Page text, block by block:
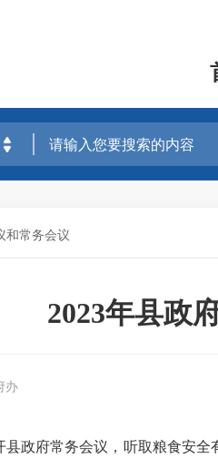
和常务会议
2023年县政
办
府常务会议，听取粮食安全